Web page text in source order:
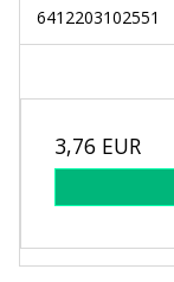
6412203102551
3,76 EUR